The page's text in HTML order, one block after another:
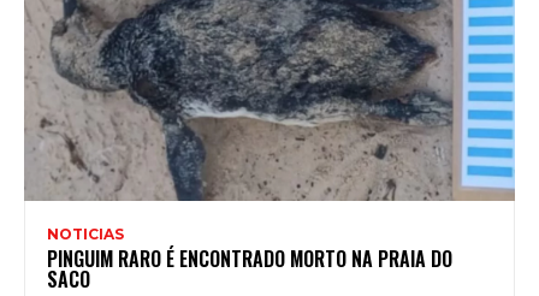
NOTICIAS
PINGUIM RARO É ENCONTRADO MORTO NA PRAIA DO
SACO